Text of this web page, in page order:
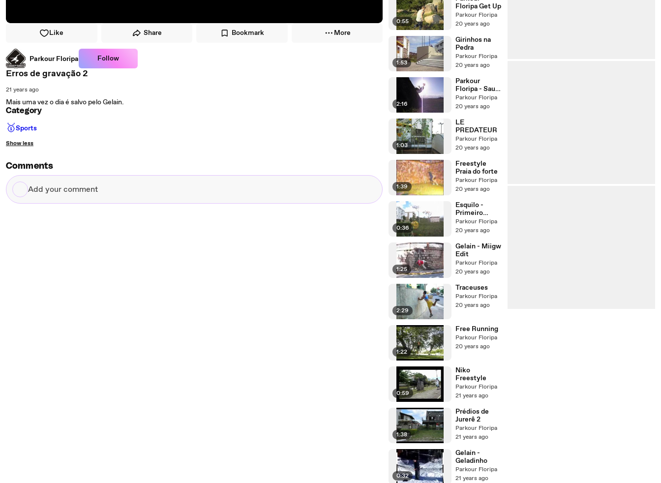
Like Share Bookmark More
Parkour Floripa Follow
Erros de gravação 2
21 years ago
Mais uma vez o dia é salvo pelo Gelain.
Category
🥇Sports
Show less
Comments
Add
your
0:55
Floripa Get Up
Parkour Floripa
20 years ago
1:53
Girinhos na
Pedra
Parkour Floripa
20 years ago
2:16
Parkour
Floripa - Saut
D'Ecosport
Parkour Floripa
20 years ago
1:03
LE
PREDATEUR
Parkour Floripa
20 years ago
1:39
Freestyle
Praia do forte
Parkour Floripa
20 years ago
0:36
Esquilo -
Primeiro
video
sozinho:D
Parkour Floripa
20 years ago
1:25
Gelain - Miigw
Edit
Parkour Floripa
20 years ago
2:29
Traceuses
Parkour Floripa
20 years ago
1:22
Free Running
Parkour Floripa
20 years ago
0:59
Niko
Freestyle
Parkour Floripa
21 years ago
1:38
Prédios de
Jurerê 2
Parkour Floripa
21 years ago
0:32
Gelain -
Geladinho
Parkour Floripa
21 years ago